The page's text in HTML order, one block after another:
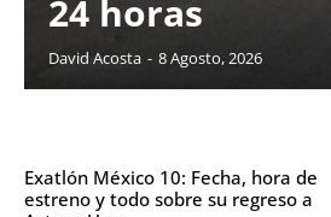
24 horas
David Acosta - 8 Agosto, 2026
Exatlón México 10: Fecha, hora de
estreno y todo sobre su regreso a